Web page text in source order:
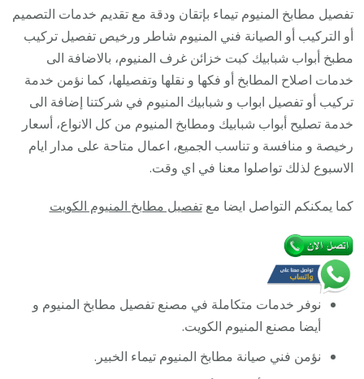
مطابخ
المنيوم
/
مصنع
تفصيل مطابخ المنيوم تيماء بإتقان ودقة مع تقديم خدمات التصميم
أو التركيب أو الصيانة فني المنيوم شاطر ورخيص تفصيل تركيب
مطبخ أبواب شبابيك كبت خزائن غرف المنيوم، بالاضافة الى
خدمات اصلاح المطابخ أو فكها و نقلها وتفصيلها، كما نؤمن خدمة
تركيب أو تفصيل ابواب و شبابيك المنيوم في شركتنا إضافة الى
خدمة تصليح أبواب شبابيك ومطابخ المنيوم من كل الانواع، أسعار
رخيصة و منافسة و تناسب الجميع، اعمال متاحة على مدار ايام
الاسبوع لذلك تواصلوا معنا في اي وقت.
كما يمكنكم التواصل ايضا معتفصيل مطابخ المنيوم الكويت
نوفر خدمات متكاملة في مصنع تفصيل مطابخ المنيوم و
أيضا مصنع المنيوم الكويت.
نؤمن فني صيانة مطابخ المنيوم تيماء الخبير.